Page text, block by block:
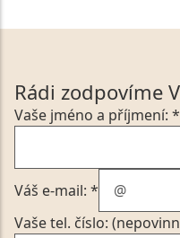
Rádi zodpovíme
Vaše jméno a příjmení: *
Váš e-mail: *
Vaše tel. číslo: